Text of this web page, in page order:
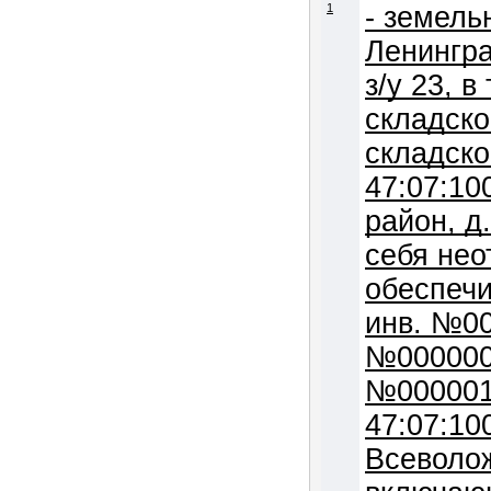
1
-
з/у 23, в
район,
себя
инв.